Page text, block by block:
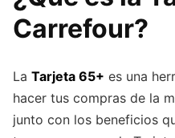
Carrefour?
La Tarjeta 65+ es una
hacer tus compras de la
junto con los beneficios